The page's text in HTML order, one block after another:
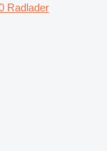
Radlader